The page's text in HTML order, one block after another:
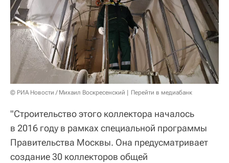
© РИА Новости / Михаил Воскресенский Перейти в медиабанк
"Строительство этого коллектора началось
в 2016 году в рамках специальной программы
Правительства Москвы. Она предусматривает
создание 30 коллекторов общей